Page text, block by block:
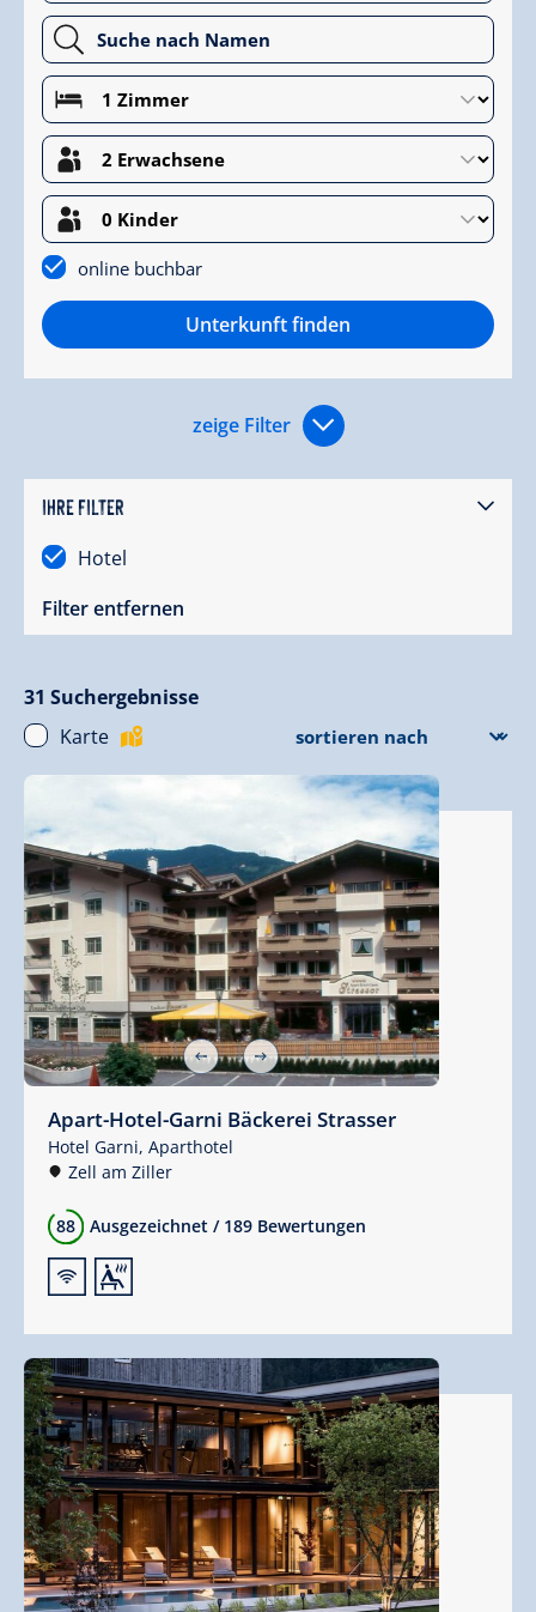
online buchbar
Unterkunft finden
zeige Filter
IHRE FILTER
Hotel
Filter entfernen
31 Suchergebnisse
Karte
Apart-Hotel-Garni Bäckerei Strasser
Hotel Garni, Aparthotel
Zell am Ziller
88 Ausgezeichnet / 189 Bewertungen
🜉🗔